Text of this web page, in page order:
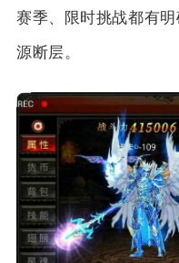
赛季、限时挑战都有
源断层。